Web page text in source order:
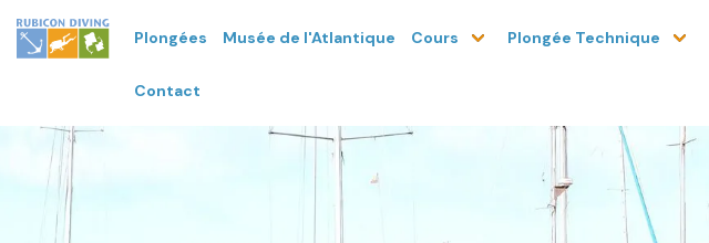
Plongées Musée de l'Atlantique Cours Plongée Technique
Contact